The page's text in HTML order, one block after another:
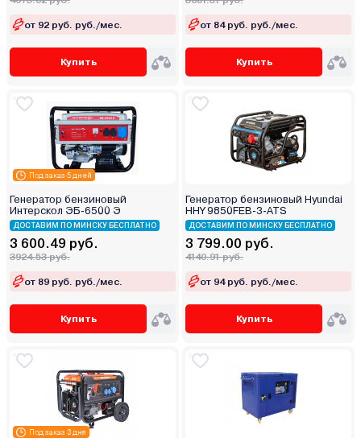
от 92 руб. руб./мес.
Купить
от 84 руб. руб./мес.
Купить
Под заказ 5 дней
Генератор бензиновый
Интерскол ЭБ-6500 Э
ДОСТАВИМ ПО МИНСКУ БЕСПЛАТНО
3 600.49 руб.
3924.53 руб.
от 89 руб. руб./мес.
Купить
Генератор бензиновый Hyundai
HHY 9850FEB-3-ATS
ДОСТАВИМ ПО МИНСКУ БЕСПЛАТНО
3 799.00 руб.
4140.91 руб.
от 94 руб. руб./мес.
Купить
Под заказ 3 дня